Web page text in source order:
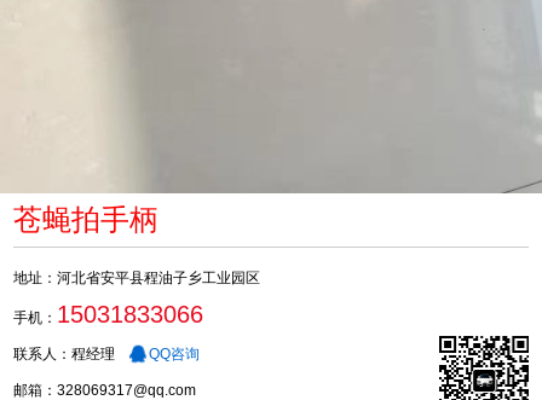
苍蝇拍手柄
地址：河北省安平县程油子乡工业园区
手机： 15031833066
联系人：程经理 QQ咨询
邮箱：328069317@qq.com